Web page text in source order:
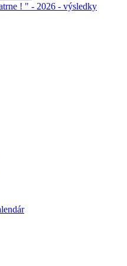
! " - 2026 - výsledky